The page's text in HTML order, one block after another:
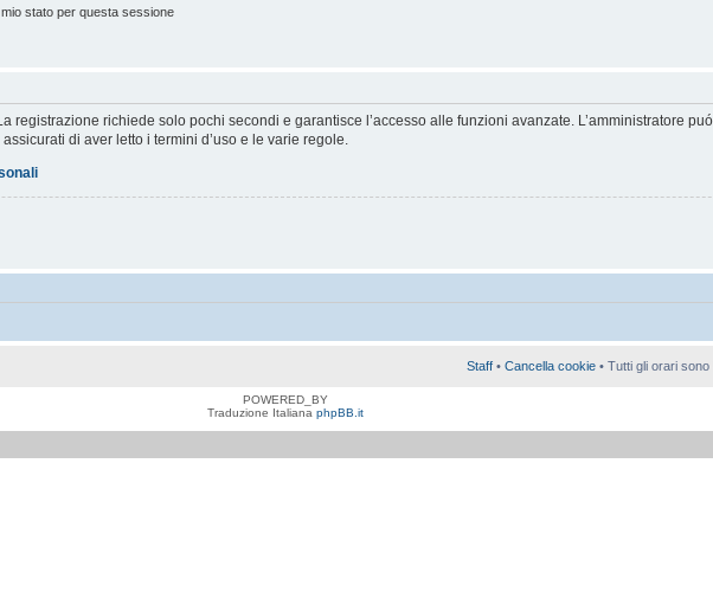
stato per questa sessione
registrazione richiede solo pochi secondi e garantisce l’accesso alle funzioni avanzate. L’amministratore
di aver letto i termini d’uso e le varie regole.
Staff • Cancella cookie • Tutti gli orari
POWERED_BY
Traduzione Italiana phpBB.it